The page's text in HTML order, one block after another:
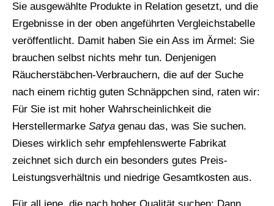
Sie ausgewählte Produkte in Relation gesetzt, und die
Ergebnisse in der oben angeführten Vergleichstabelle
veröffentlicht. Damit haben Sie ein Ass im Ärmel: Sie
brauchen selbst nichts mehr tun. Denjenigen
Räucherstäbchen-Verbrauchern, die auf der Suche
nach einem richtig guten Schnäppchen sind, raten wir:
Für Sie ist mit hoher Wahrscheinlichkeit die
Herstellermarke Satya genau das, was Sie suchen.
Dieses wirklich sehr empfehlenswerte Fabrikat
zeichnet sich durch ein besonders gutes Preis-
Leistungsverhältnis und niedrige Gesamtkosten aus.